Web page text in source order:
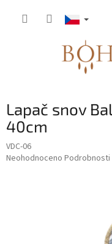
Lapač snov
40cm
VDC-06
Průměrné
Neohodnoceno